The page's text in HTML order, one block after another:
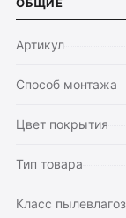
Артикул
Способ монтажа
Цвет покрытия
Тип товара
Класс